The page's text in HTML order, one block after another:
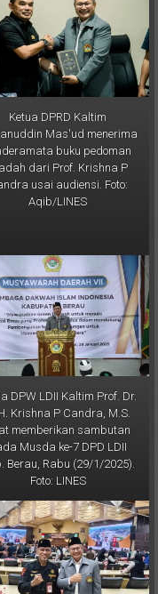
Ketua DPRD Kaltim
Mas'ud menerima
buku pedoman
dari Prof. Krishna P
usai audiensi. Foto:
Aqib/LINES
DPW LDII Kaltim Prof. Dr.
Krishna P Candra, M.S.
memberikan sambutan
Musda ke-7 DPD LDII
Berau, Rabu (29/1/2025).
Foto: LINES